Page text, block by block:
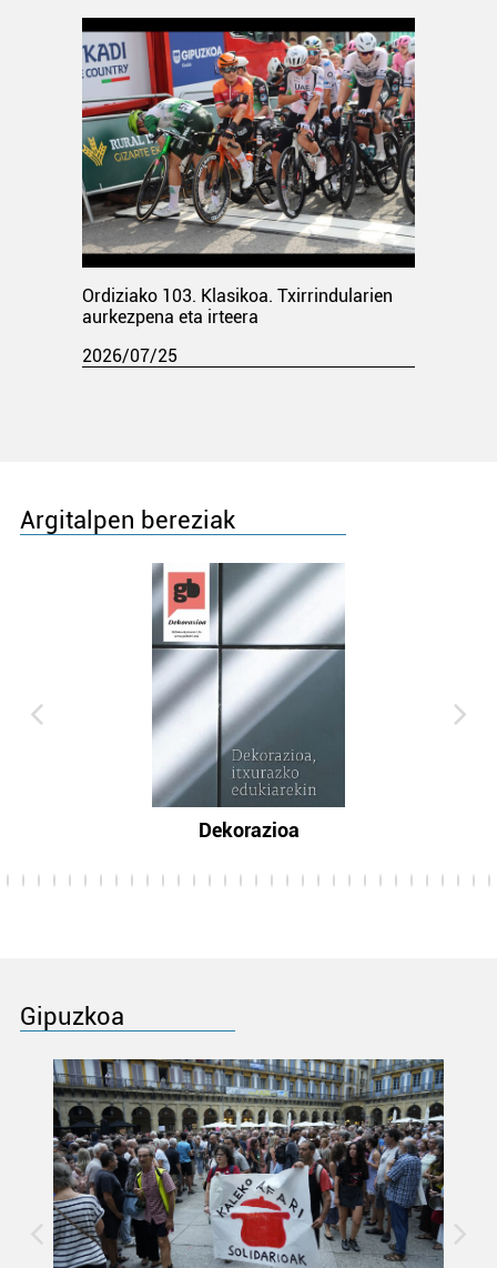
Ordiziako 103. Klasikoa. Txirrindularien
aurkezpena eta irteera
2026/07/25
Argitalpen bereziak
Dekorazioa
Gipuzkoa